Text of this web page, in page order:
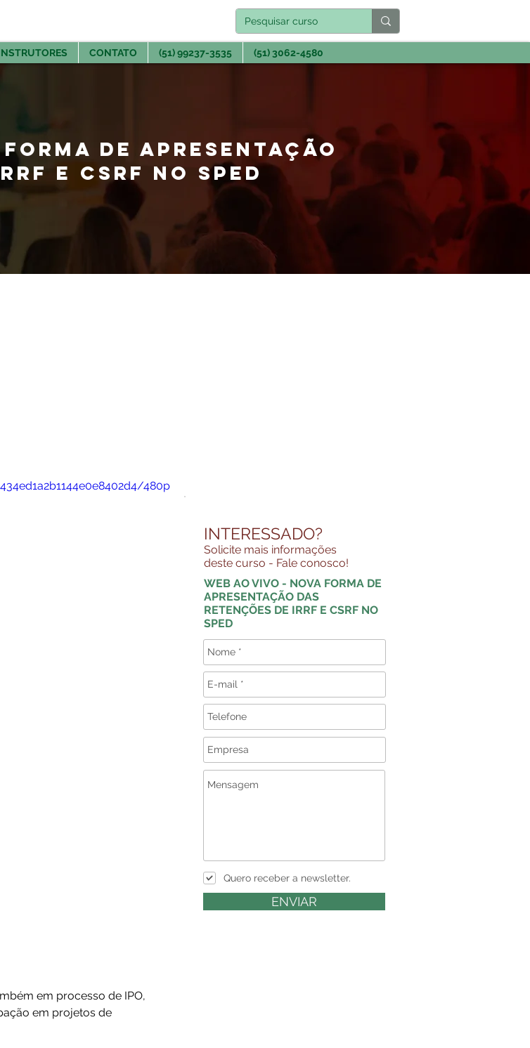
CONTATO (51) 99237-3535 (51) 3062-4580
INTERESSADO?
Solicite mais informações
deste curso - Fale conosco!
WEB AO VIVO - NOVA FORMA DE
APRESENTAÇÃO DAS
RETENÇÕES DE IRRF E CSRF NO
SPED
Quero receber a newsletter.
ENVIAR
DE APRESENTAÇÃO
E CSRF NO SPED
480p
em processo de IPO,
em projetos de